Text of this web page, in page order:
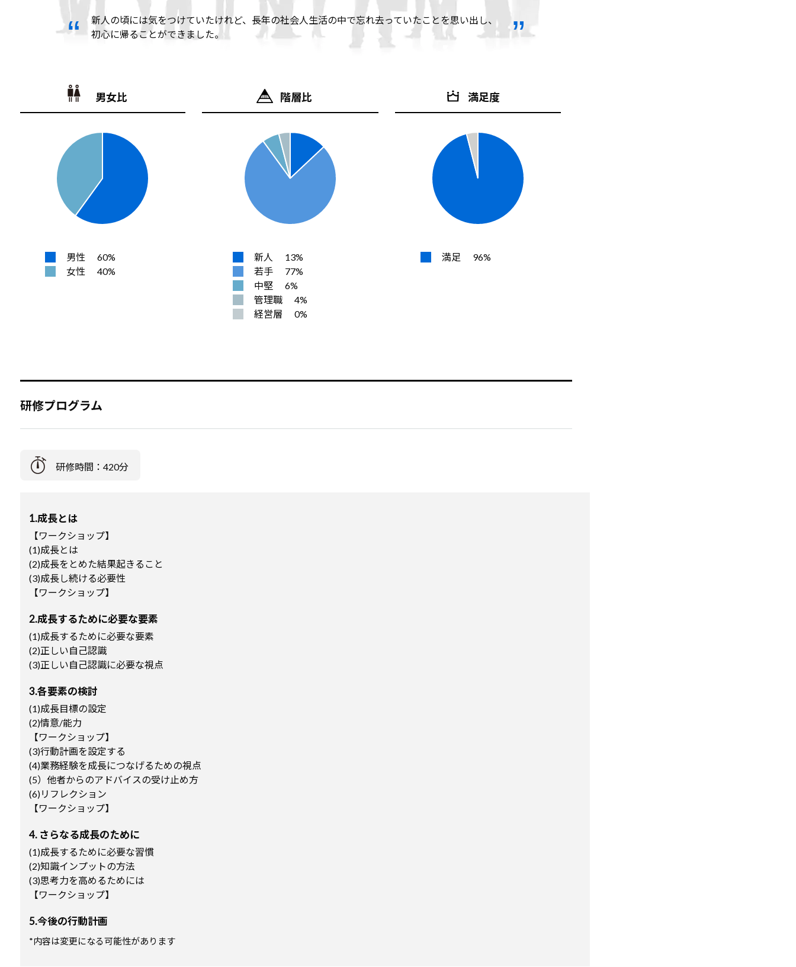
新人の頃には気をつけていたけれど、長年の社会人生活の中で忘れ去っていたことを思い出し、
初心に帰ることができました。
男女比
男性
60%
女性
40%
階層比
新人
13%
若手
77%
中堅
6%
管理職
4%
経営層
0%
満足度
満足 96%
研修プログラム
研修時間：420分
1.成長とは
【ワークショップ】
(1)成長とは
(2)成長をとめた結果起きること
(3)成長し続ける必要性
【ワークショップ】
2.成長するために必要な要素
(1)成長するために必要な要素
(2)正しい自己認識
(3)正しい自己認識に必要な視点
3.各要素の検討
(1)成長目標の設定
(2)情意/能力
【ワークショップ】
(3)行動計画を設定する
(4)業務経験を成長につなげるための視点
(5）他者からのアドバイスの受け止め方
(6)リフレクション
【ワークショップ】
4. さらなる成長のために
(1)成長するために必要な習慣
(2)知識インプットの方法
(3)思考力を高めるためには
【ワークショップ】
5.今後の行動計画
*内容は変更になる可能性があります